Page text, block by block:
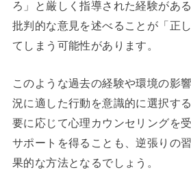
ろ」と厳しく指導された経験があ
批判的な意見を述べることが「正
てしまう可能性があります。
このような過去の経験や環境の影
況に適した行動を意識的に選択す
要に応じて心理カウンセリングを
サポートを得ることも、逆張りの
果的な方法となるでしょう。